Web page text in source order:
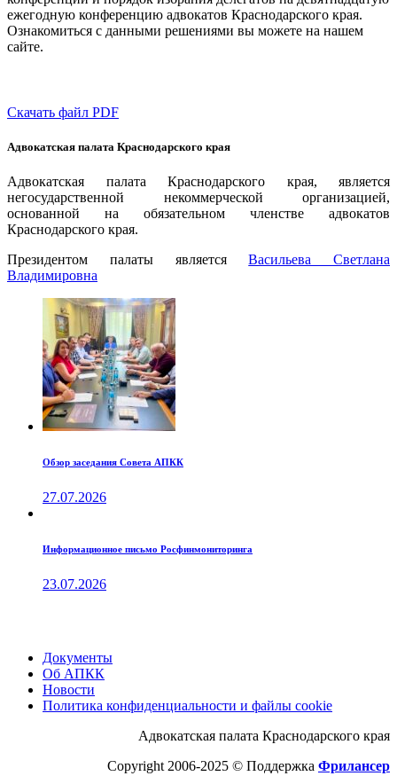
ежегодную конференцию адвокатов Краснодарского края.
Ознакомиться с данными решениями вы можете на нашем
сайте.
Скачать файл PDF
Адвокатская палата Краснодарского края
Адвокатская палата Краснодарского края, является
негосударственной некоммерческой организацией,
основанной на обязательном членстве адвокатов
Краснодарского края.
Президентом палаты являетсяВаcильева Светлана
Владимировна
Обзор заседания Совета АПКК
27.07.2026
Информационное письмо Росфинмониторинга
23.07.2026
Документы
Об АПКК
Новости
Политика конфиденциальности и файлы cookie
Адвокатская палата Краснодарского края
Copyright 2006-2025 © Поддержка Фрилансер